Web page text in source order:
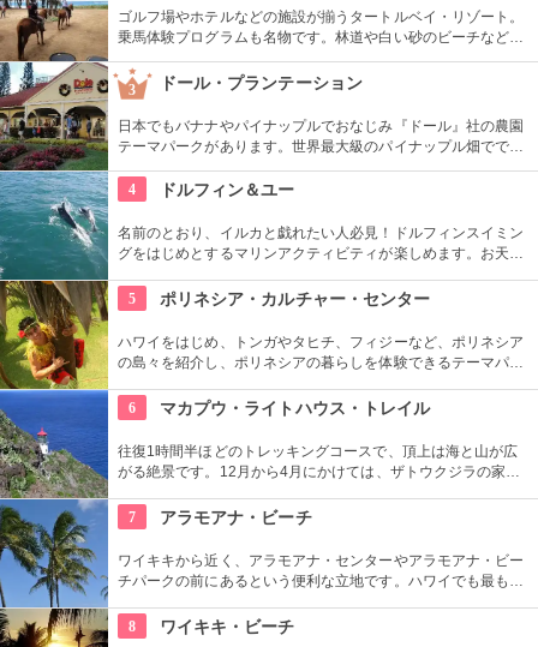
ゴルフ場やホテルなどの施設が揃うタートルベイ・リゾート。
乗馬体験プログラムも名物です。林道や白い砂のビーチなど、
馬に乗りながら大自然をのんびり、ゆっくりと楽しめます。夕
暮れ時のビーチを巡る乗馬プログラムもあります。
3 ドール・プランテーション
日本でもバナナやパイナップルでおなじみ『ドール』社の農園
テーマパークがあります。世界最大級のパイナップル畑ででき
た迷路やパイナップル・エキスプレスなど、大人も子供も楽し
めるアトラクションがあります。カワイイお土産もいっぱい。
4 ドルフィン＆ユー
名前のとおり、イルカと戯れたい人必見！ドルフィンスイミン
グをはじめとするマリンアクティビティが楽しめます。お天気
いそう。バーベキューやフラ、ウクレレ演奏など、嬉しいおも
てなしも。
5 ポリネシア・カルチャー・センター
ハワイをはじめ、トンガやタヒチ、フィジーなど、ポリネシア
の島々を紹介し、ポリネシアの暮らしを体験できるテーマパー
の体験ができます。半日かけてじっくり楽しめます。
6 マカプウ・ライトハウス・トレイル
往復1時間半ほどのトレッキングコースで、頂上は海と山が広
がる絶景です。12月から4月にかけては、ザトウクジラの家族
気軽に寄れるのではないでしょうか。
7 アラモアナ・ビーチ
ワイキキから近く、アラモアナ・センターやアラモアナ・ビー
チパークの前にあるという便利な立地です。ハワイでも最も美
はバーベキューやピクニックをしている人も見られます。
8 ワイキキ・ビーチ